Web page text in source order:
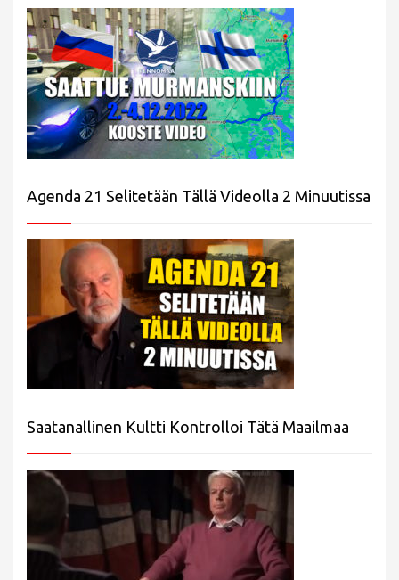
Agenda 21 Selitetään Tällä Videolla 2 Minuutissa
Saatanallinen Kultti Kontrolloi Tätä Maailmaa